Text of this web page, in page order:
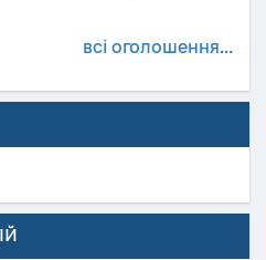
всі оголошення...